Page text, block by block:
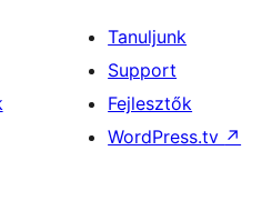
Tanuljunk
Support
Fejlesztők
WordPress.tv ↗